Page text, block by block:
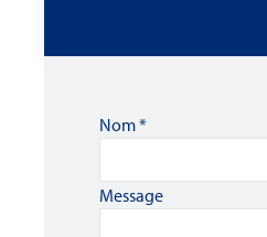
Nom*
Message